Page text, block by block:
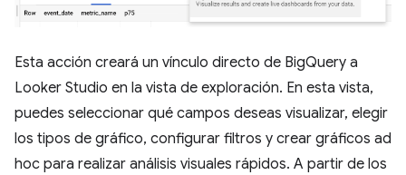
Esta acción creará un vínculo directo de BigQuery a
Looker Studio en la vista de exploración. En esta vista,
puedes seleccionar qué campos deseas visualizar, elegir
los tipos de gráfico, configurar filtros y crear gráficos ad
hoc para realizar análisis visuales rápidos. A partir de los